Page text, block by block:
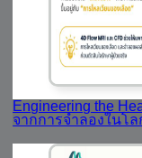
Engineering the
จากการจำลองในโ